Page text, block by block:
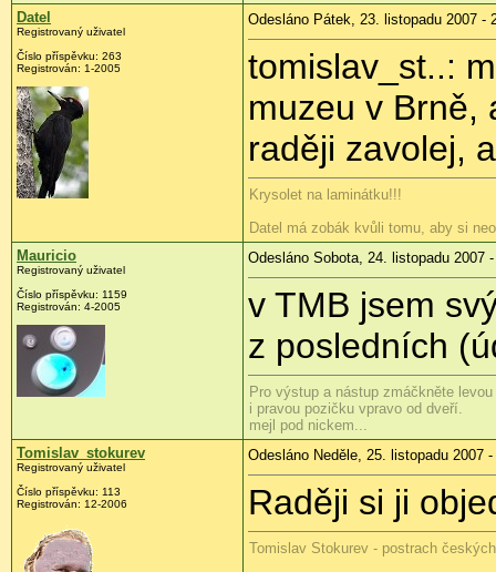
Datel
Registrovaný uživatel
Číslo příspěvku: 263
Registrován: 1-2005
Odesláno Pátek, 23. listopadu 2007 -
tomislav_st..:
muzeu v Brně,
raději zavolej,
Krysolet na laminátku!!!
Datel má zobák kvůli tomu, aby si
Mauricio
Registrovaný uživatel
Číslo příspěvku: 1159
Registrován: 4-2005
Odesláno Sobota, 24. listopadu 2007
v TMB jsem
z posledních
Pro výstup a nástup zmáčkněte
i pravou pozičku vpravo od dveří.
mejl pod nickem...
Tomislav_stokurev
Registrovaný uživatel
Číslo příspěvku: 113
Registrován: 12-2006
Odesláno Neděle, 25. listopadu 2007 -
Raději si ji
Tomislav Stokurev - postrach